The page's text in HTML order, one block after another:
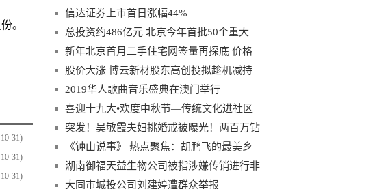
。
31)
31)
31)
信达证券上市首日涨幅44%
总投资约486亿元 北京今年首批50个重大
新年北京首月二手住宅网签量再探底 价格
股价大涨 博云新材股东高创投拟趁机减持
2019华人歌曲音乐盛典在澳门举行
喜迎十九大•欢度中秋节—传统文化进社区
突发！吴敏霞夫妇挑婚戒被曝光！两百万钻
《钟山说事》 热点聚焦：胡鹏飞的最美乡
湖南御福天益生物公司被指涉嫌传销进行非
大同市城投公司刘建婷遭群众举报